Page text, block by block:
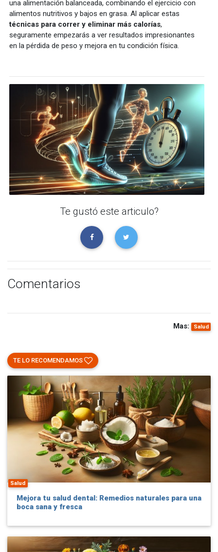
una alimentación balanceada, combinando el ejercicio con
alimentos nutritivos y bajos en grasa. Al aplicar estas
técnicas para correr y eliminar más calorías,
seguramente empezarás a ver resultados impresionantes
en la pérdida de peso y mejora en tu condición física.
Te gustó este articulo?
Comentarios
Mas: Salud
TE LO RECOMENDAMOS
Salud
Mejora tu salud dental: Remedios naturales para una
boca sana y fresca